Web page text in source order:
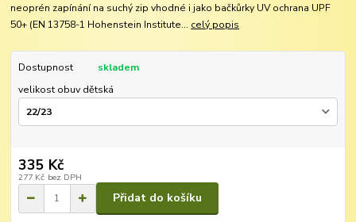
neoprén zapínání na suchý zip vhodné i jako bačkůrky UV ochrana UPF
50+ (EN 13758-1 Hohenstein Institute... celý popis
Dostupnost
skladem
velikost obuv dětská
335 Kč
277 Kč bez DPH
Přidat do košíku